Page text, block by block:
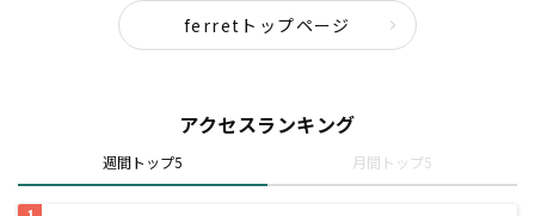
ferretトップページ
アクセスランキング
週間トップ5 月間トップ5